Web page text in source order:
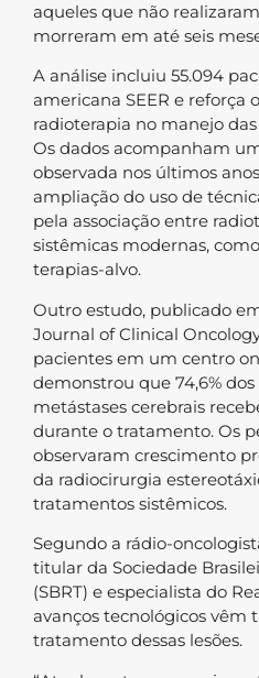
aqueles que não
morreram em até seis
A análise incluiu 55.094
americana SEER e reforça
radioterapia no manejo
Os dados acompanham
observada nos últimos
ampliação do uso de
pela associação entre
sistêmicas modernas,
terapias-alvo.
Outro estudo, publicado
Journal of Clinical
pacientes em um centro
demonstrou que 74,6%
metástases cerebrais
durante o tratamento. Os
observaram crescimento
da radiocirurgia
tratamentos sistêmicos.
Segundo a rádio-
titular da Sociedade
(SBRT) e especialista do
avanços tecnológicos vêm
tratamento dessas lesões.